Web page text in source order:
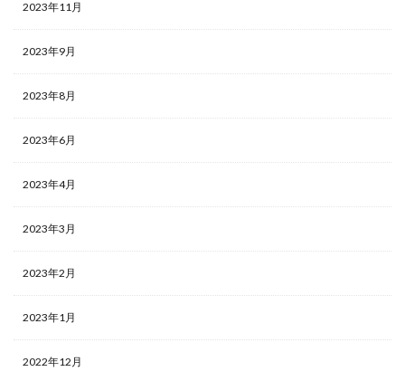
2023年11月
2023年9月
2023年8月
2023年6月
2023年4月
2023年3月
2023年2月
2023年1月
2022年12月